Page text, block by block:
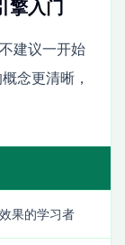
擎入门
建议一开始
念更清晰，
果的学习者